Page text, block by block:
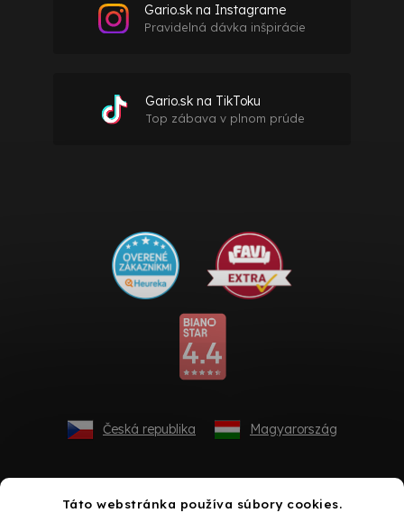
Táto webstránka používa súbory cookies.
Gario.sk na Instagrame
Pravidelná dávka inšpirácie
Gario.sk na TikToku
Top zábava v plnom prúde
Česká republika Magyarország